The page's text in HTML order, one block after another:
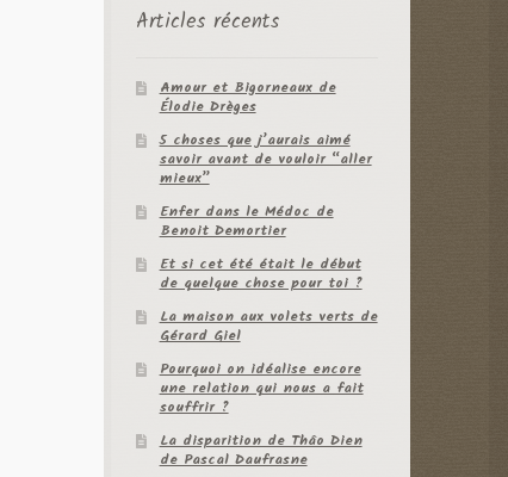
Articles récents
Amour et Bigorneaux de
Élodie Drèges
5 choses que j’aurais aimé
savoir avant de vouloir “aller
mieux”
Enfer dans le Médoc de
Benoit Demortier
Et si cet été était le début
de quelque chose pour toi ?
La maison aux volets verts de
Gérard Giel
Pourquoi on idéalise encore
une relation qui nous a fait
souffrir ?
La disparition de Thâo Dien
de Pascal Daufrasne